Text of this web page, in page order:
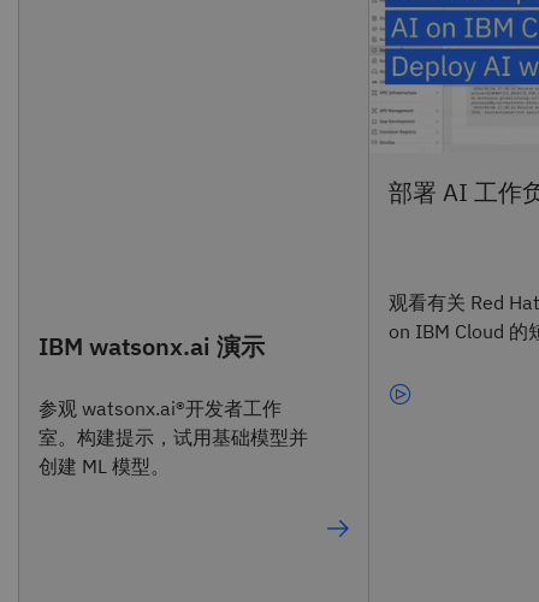
IBM watsonx.ai 演示
参观 watsonx.ai®开发者工作
室。构建提示，试用基础模型并
创建 ML 模型。
观看有关 Red
on IBM Cloud 的